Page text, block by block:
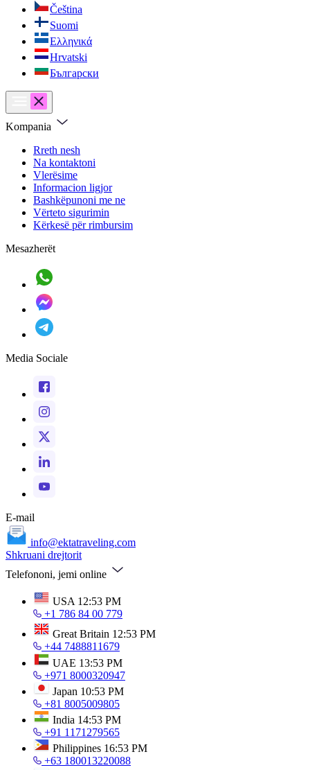
Čeština
Suomi
Ελληνικά
Hrvatski
Български
Kompania
Rreth nesh
Na kontaktoni
Vlerësime
Informacion ligjor
Bashkëpunoni me ne
Vërteto sigurimin
Kërkesë për rimbursim
Mesazherët
Media Sociale
E-mail
info@ektatraveling.com
Shkruani drejtorit
Telefononi, jemi online
USA 12:53 PM
+1 786 84 00 779
Great Britain 12:53 PM
+44 7488811679
UAE 13:53 PM
+971 8000320947
Japan 10:53 PM
+81 8005009805
India 14:53 PM
+91 1171279565
Philippines 16:53 PM
+63 180013220088